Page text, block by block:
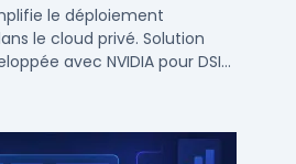
le déploiement
le cloud privé. Solution
avec NVIDIA pour DSI
et conformité.